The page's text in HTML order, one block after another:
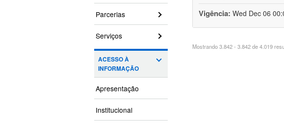
Parcerias
Serviços
ACESSO À
INFORMAÇÃO
Apresentação
Institucional
Vigência: Wed Dec 06
Mostrando 3.842 - 3.842 de 4.019